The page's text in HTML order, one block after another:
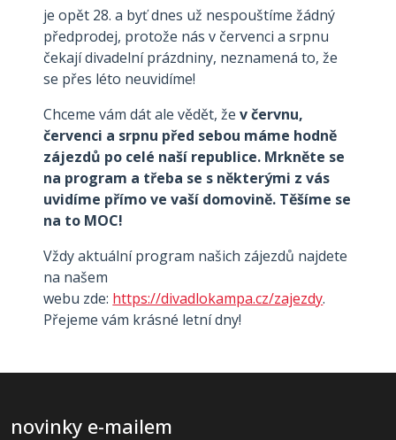
je opět 28. a byť dnes už nespouštíme žádný
předprodej, protože nás v červenci a srpnu
čekají divadelní prázdniny, neznamená to, že
se přes léto neuvidíme!
Chceme vám dát ale vědět, žev červnu,
červenci a srpnu před sebou máme hodně
zájezdů po celé naší republice. Mrkněte se
na program a třeba se s některými z vás
uvidíme přímo ve vaší domovině. Těšíme se
na to MOC!
Vždy aktuální program našich zájezdů najdete
na našem
webu zde: https://divadlokampa.cz/zajezdy.
Přejeme vám krásné letní dny!
novinky e-mailem